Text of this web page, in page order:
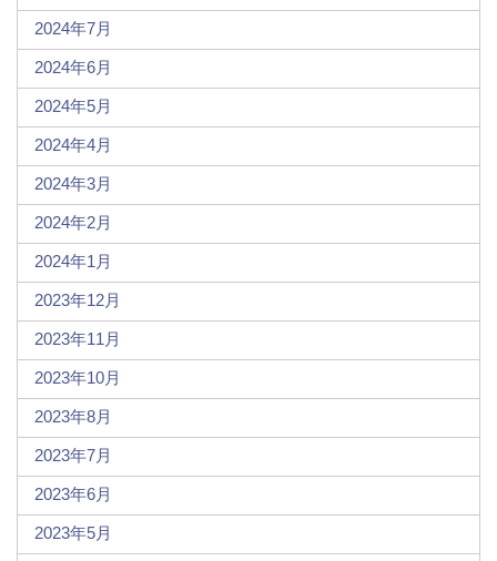
2024年7月
2024年6月
2024年5月
2024年4月
2024年3月
2024年2月
2024年1月
2023年12月
2023年11月
2023年10月
2023年8月
2023年7月
2023年6月
2023年5月